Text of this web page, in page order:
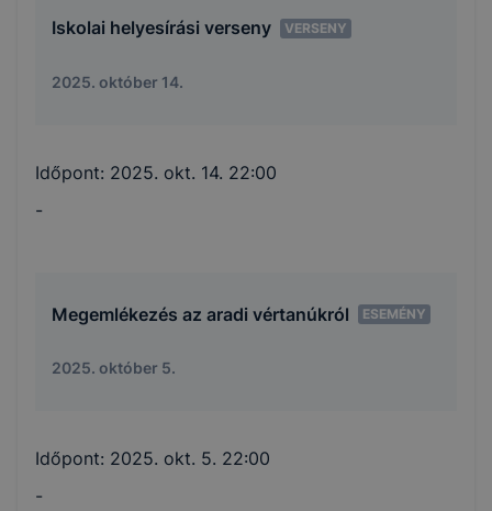
Iskolai helyesírási verseny VERSENY
2025. október 14.
Időpont: 2025. okt. 14. 22:00
-
Megemlékezés az aradi vértanúkról ESEMÉNY
2025. október 5.
Időpont: 2025. okt. 5. 22:00
-